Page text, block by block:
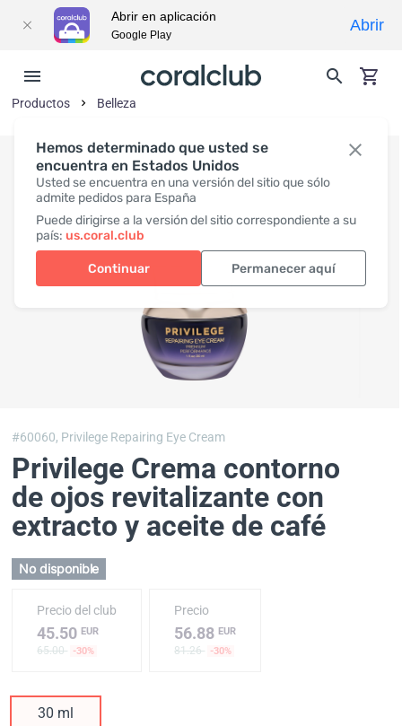
Hemos determinado que usted se
encuentra en Estados Unidos
Usted se encuentra en una versión del sitio que sólo
admite pedidos para España
Puede dirigirse a la versión del sitio correspondiente a su
país: us.coral.club
Continuar Permanecer aquí
Productos Belleza
#60060, Privilege Repairing Eye Cream
Privilege Crema contorno
de ojos revitalizante con
extracto y aceite de café
No disponible
Precio del club
45.50 EUR
65.00 -30%
Precio
56.88EUR
81.26 -30%
30 ml
Abrir en aplicación
Google Play
Abrir